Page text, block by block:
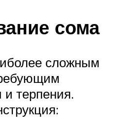
сома
сложным
и терпения.